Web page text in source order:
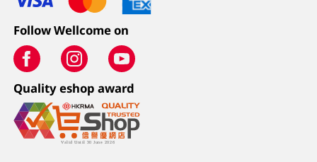
Follow Wellcome on
Quality eshop award